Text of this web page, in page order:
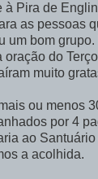
à Pira de
as pessoas
um bom grupo.
oração do
muito
ou menos
por 4
ao
a acolhida.